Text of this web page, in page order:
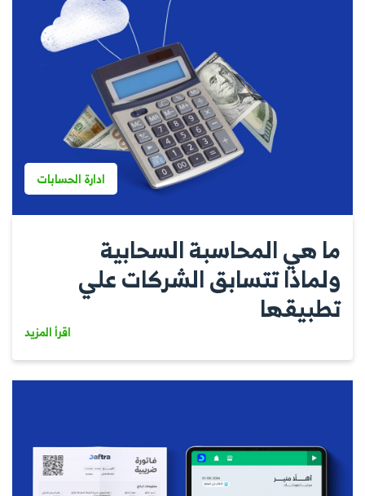
ادارة الحسابات
ما هي المحاسبة السحابية
ولماذا تتسابق الشركات علي
تطبيقها
اقرأ المزيد